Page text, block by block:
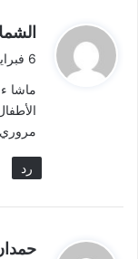
ي
ق
ل
6 فبراير, 2013 الساعة 8:39 م
ماشا
رد
ي